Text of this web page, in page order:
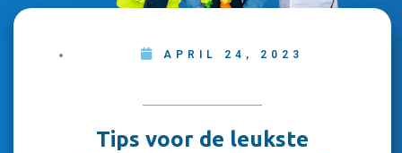
APRIL 24, 2023
Tips voor de leukste